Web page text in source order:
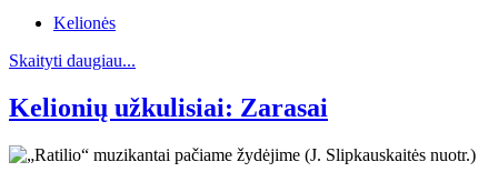
Kelionės
Skaityti daugiau...
Kelionių užkulisiai: Zarasai